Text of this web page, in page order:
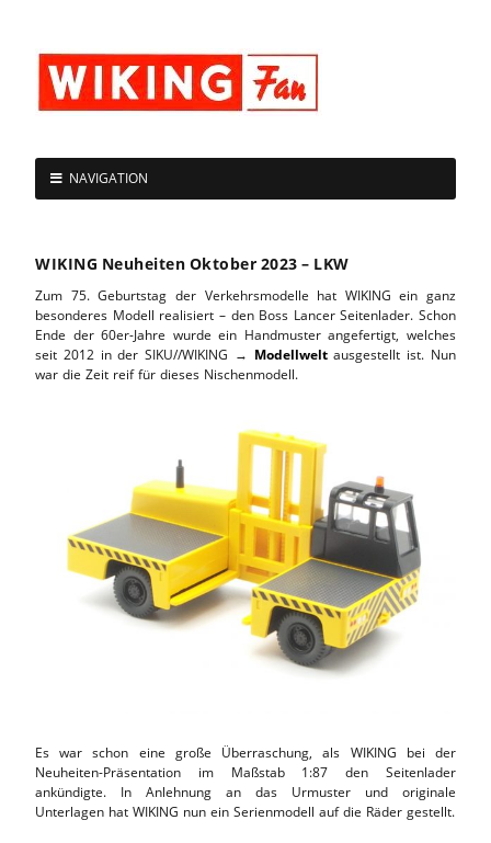
NAVIGATION
WIKING Neuheiten Oktober 2023 – LKW
Zum 75. Geburtstag der Verkehrsmodelle hat WIKING ein ganz
besonderes Modell realisiert – den Boss Lancer Seitenlader. Schon
Ende der 60er-Jahre wurde ein Handmuster angefertigt, welches
seit 2012 in der SIKU//WIKING → Modellweltausgestellt ist. Nun
war die Zeit reif für dieses Nischenmodell.
Es war schon eine große Überraschung, als WIKING bei der
Neuheiten-Präsentation im Maßstab 1:87 den Seitenlader
ankündigte. In Anlehnung an das Urmuster und originale
Unterlagen hat WIKING nun ein Serienmodell auf die Räder gestellt.